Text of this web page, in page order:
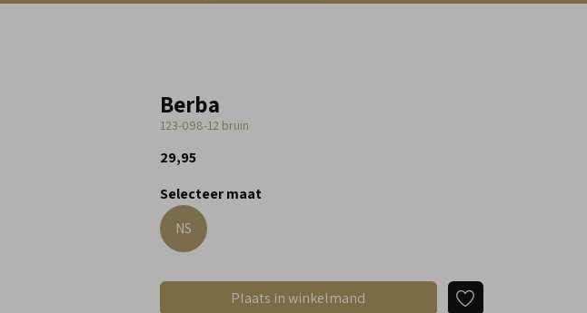
Berba
123-098-12 bruin
29,95
Selecteer maat
NS
Plaats in winkelmand